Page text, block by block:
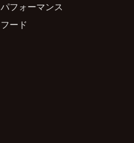
パフォーマンス
フード